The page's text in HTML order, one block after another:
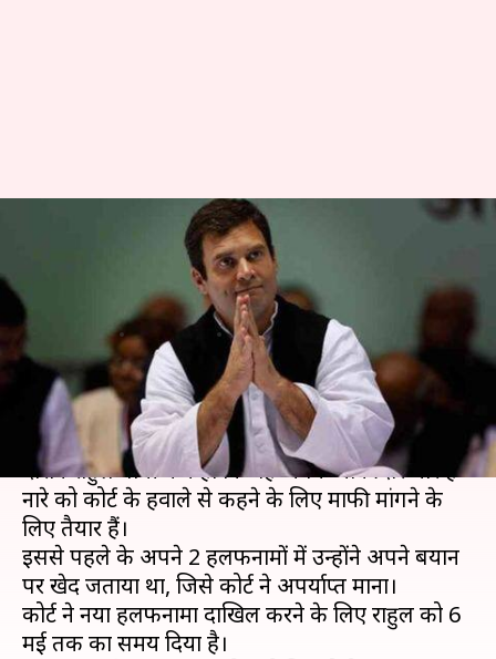
सुप्रीम कोर्ट के फैसले पर 'चौकीदार चोर
है' कहने पर माफी मांगने को तैयार
राहुल गांधी
मुकुल तोमर Apr 30, 2019 04:59 pm
क्या है खबर?
मंगलवार को सुप्रीम कोर्ट में राफेल मामले पर सुनवाई के
दौरान राहुल गांधी ने कहा कि वह अपने 'चौकीदार चोर है'
नारे को कोर्ट के हवाले से कहने के लिए माफी मांगने के
लिए तैयार हैं।
इससे पहले के अपने 2 हलफनामों में उन्होंने अपने बयान
पर खेद जताया था, जिसे कोर्ट ने अपर्याप्त माना।
कोर्ट ने नया हलफनामा दाखिल करने के लिए राहुल को 6
मई तक का समय दिया है।